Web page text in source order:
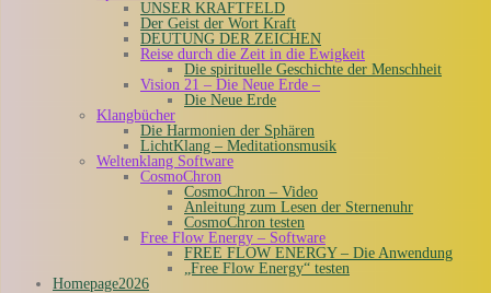
UNSER KRAFTFELD
Der Geist der Wort Kraft
DEUTUNG DER ZEICHEN
Reise durch die Zeit in die Ewigkeit
Die spirituelle Geschichte der Menschheit
Vision 21 – Die Neue Erde –
Die Neue Erde
Klangbücher
Die Harmonien der Sphären
LichtKlang – Meditationsmusik
Weltenklang Software
CosmoChron
CosmoChron – Video
Anleitung zum Lesen der Sternenuhr
CosmoChron testen
Free Flow Energy – Software
FREE FLOW ENERGY – Die Anwendung
„Free Flow Energy“ testen
Homepage2026